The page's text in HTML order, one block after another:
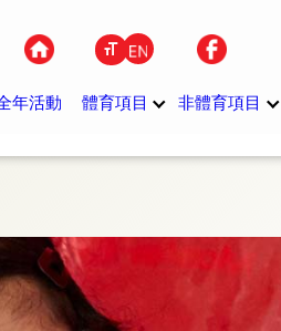
年活動 體育項目 非體育項目